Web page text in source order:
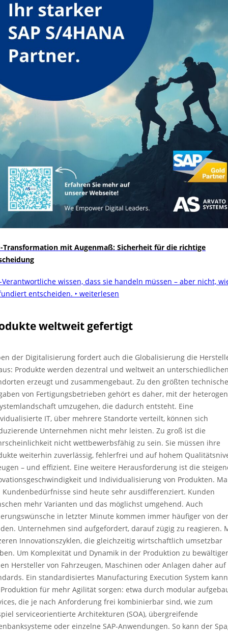
Transformation mit Augenmaß: Sicherheit für die richtige
Verantwortliche wissen, dass sie handeln müssen – aber nicht,
entscheiden. ‣ weiterlesen
weltweit gefertigt
der Digitalisierung fordert auch die Globalisierung die
Produkte werden dezentral und weltweit an
erzeugt und zusammengebaut. Zu den größten
von Fertigungsbetrieben gehört es daher, mit der
umzugehen, die dadurch entsteht. Eine
IT, über mehrere Standorte verteilt, können sich
Unternehmen nicht mehr leisten. Zu groß ist die
nicht wettbewerbsfähig zu sein. Sie müssen ihre
weiterhin zuverlässig, fehlerfrei und auf hohem
– und effizient. Eine weitere Herausforderung ist die
und Individualisierung von Produkten.
Kundenbedürfnisse sind heute sehr ausdifferenziert. Kunden
mehr Varianten und das möglichst umgehend. Auch
in letzter Minute kommen immer häufiger von
Unternehmen sind aufgefordert, darauf zügig zu reagieren.
Innovationszyklen, die gleichzeitig wirtschaftlich umsetzbar
Um Komplexität und Dynamik in der Produktion zu
Hersteller von Fahrzeugen, Maschinen oder Anlagen daher auf
Ein standardisiertes Manufacturing Execution System
für mehr Agilität sorgen: etwa durch modular
die je nach Anforderung frei kombinierbar sind, wie zum
serviceorientierte Architekturen (SOA), übergreifende
oder einzelne SAP-Anwendungen. So kann der